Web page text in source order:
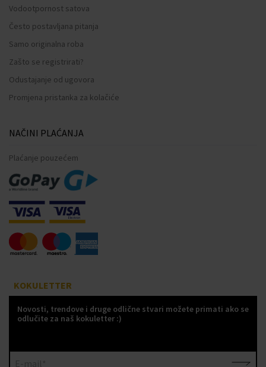
Vodootpornost satova
Često postavljana pitanja
Samo originalna roba
Zašto se registrirati?
Odustajanje od ugovora
Promjena pristanka za kolačiće
NAČINI PLAĆANJA
Plaćanje pouzećem
KOKULETTER
Novosti, trendove i druge odlične stvari možete primati ako se
odlučite za naš kokuletter :)